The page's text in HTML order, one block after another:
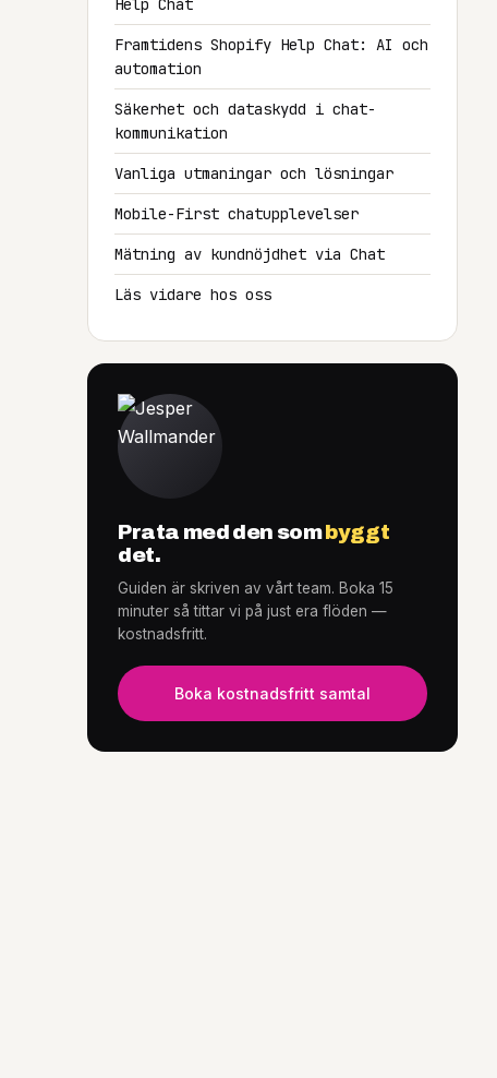
Help Chat
Framtidens Shopify Help Chat: AI och
automation
Säkerhet och dataskydd i chat-
kommunikation
Vanliga utmaningar och lösningar
Mobile-First chatupplevelser
Mätning av kundnöjdhet via Chat
Läs vidare hos oss
Prata med den sombyggt
det.
Guiden är skriven av vårt team. Boka 15
minuter så tittar vi på just era flöden —
kostnadsfritt.
Boka kostnadsfritt samtal